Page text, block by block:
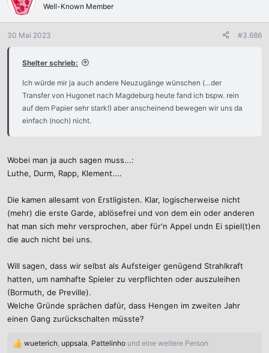
Well-Known Member
30 Mai 2023 #3.686
Shelter schrieb:
Ich würde mir ja auch andere Neuzugänge wünschen (…der
Transfer von Hugonet nach Magdeburg heute fand ich bspw. rein
auf dem Papier sehr stark!) aber anscheinend bewegen wir uns da
einfach (noch) nicht.
Wobei man ja auch sagen muss...:
Luthe, Durm, Rapp, Klement....
Die kamen allesamt von Erstligisten. Klar, logischerweise nicht
(mehr) die erste Garde, ablösefrei und von dem ein oder anderen
hat man sich mehr versprochen, aber für'n Appel undn Ei spiel(t)en
die auch nicht bei uns.
Will sagen, dass wir selbst als Aufsteiger genügend Strahlkraft
hatten, um namhafte Spieler zu verpflichten oder auszuleihen
(Bormuth, de Preville).
Welche Gründe sprächen dafür, dass Hengen im zweiten Jahr
einen Gang zurückschalten müsste?
R
wueterich, uppsala, Pattelinho und eine weitere Person